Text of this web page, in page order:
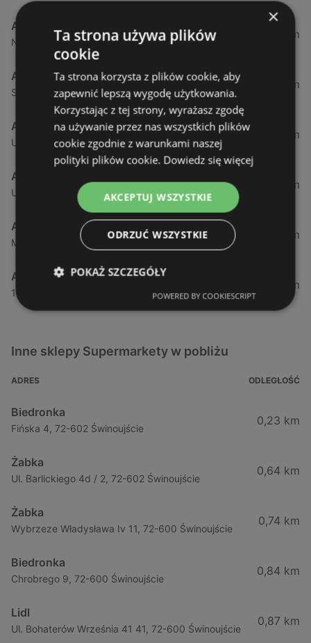
Aldi
Nowokarsiborska 15, 72-600 Świnoujście
1,73 km
Aldi
Szczecińska 5b, 72-003 Dobra
46,87 km
Aldi
Ul. Sobola 1, 71-837 Szczecin
50,37 km
Aldi
Ulica Przyjaciół Żołnierza 128, 71-899 Szczecin
53,27 km
Aldi
Maszewska 7, 72-100 Goleniów
53,85 km
Aldi
1 Maja 43, 71-627 Szczecin
54,82 km
Inne sklepy Supermarkety w pobliżu
ADRES ODLEGŁOŚĆ
Biedronka
Fińska 4, 72-602 Świnoujście
0,23 km
Żabka
Ul. Barlickiego 4d / 2, 72-602 Świnoujście
0,64 km
Żabka
Wybrzeze Władysława Iv 11, 72-600 Świnoujście
0,74 km
Biedronka
Chrobrego 9, 72-600 Świnoujście
0,84 km
Lidl
Ul. Bohaterów Września 41 41, 72-600 Świnoujście
0,87 km
×
Ta strona używa plików
cookie
Ta strona korzysta z plików cookie, aby
zapewnić lepszą wygodę użytkowania.
Korzystając z tej strony, wyrażasz zgodę
na używanie przez nas wszystkich plików
cookie zgodnie z warunkami naszej
polityki plików cookie. Dowiedz się więcej
AKCEPTUJ WSZYSTKIE
ODRZUĆ WSZYSTKIE
POKAŻ SZCZEGÓŁY
POWERED BY COOKIESCRIPT